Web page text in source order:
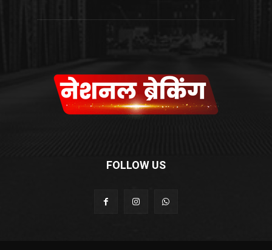
FOLLOW US